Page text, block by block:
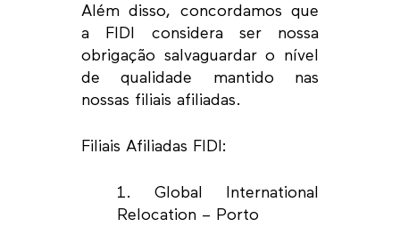
Além disso, concordamos que
a FIDI considera ser nossa
obrigação salvaguardar o nível
de qualidade mantido nas
nossas filiais afiliadas.
Filiais Afiliadas FIDI:
1. Global International
Relocation – Porto